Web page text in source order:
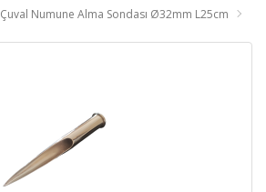
Çuval Numune Alma Sondası Ø32mm L25cm